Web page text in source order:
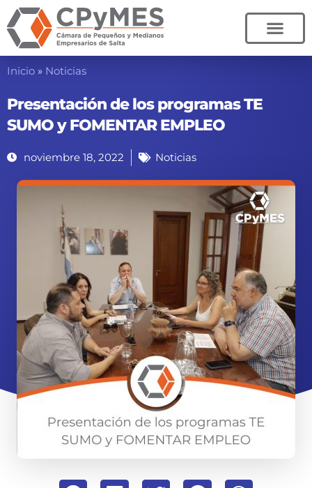
al
contenido
Inicio » Noticias
Presentación de los programas TE
SUMO y FOMENTAR EMPLEO
noviembre 18, 2022 Noticias